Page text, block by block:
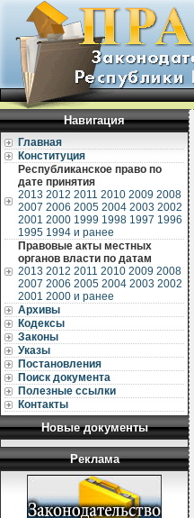
Навигация
Главная
Конституция
Республиканское право по
дате принятия
2013 2012 2011 2010 2009 2008
2007 2006 2005 2004 2003 2002
2001 2000 1999 1998 1997 1996
1995 1994 и ранее
Правовые акты местных
органов власти по датам
2013 2012 2011 2010 2009 2008
2007 2006 2005 2004 2003 2002
2001 2000 и ранее
Архивы
Кодексы
Законы
Указы
Постановления
Поиск документа
Полезные ссылки
Контакты
Новые документы
Реклама